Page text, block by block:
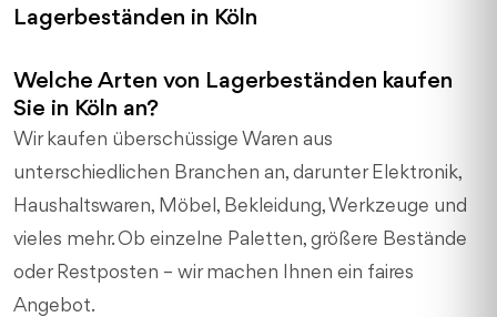
Lagerbeständen in Köln
Welche Arten von Lagerbeständen kaufen
Sie in Köln an?
Wir kaufen überschüssige Waren aus
unterschiedlichen Branchen an, darunter Elektronik,
Haushaltswaren, Möbel, Bekleidung, Werkzeuge und
vieles mehr. Ob einzelne Paletten, größere Bestände
oder Restposten – wir machen Ihnen ein faires
Angebot.